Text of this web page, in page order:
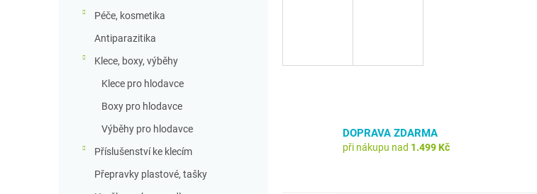
Péče, kosmetika
Antiparazitika
Klece, boxy, výběhy
Klece pro hlodavce
Boxy pro hlodavce
Výběhy pro hlodavce
Příslušenství ke klecím
Přepravky plastové, tašky
DOPRAVA ZDARMA
při nákupu nad 1.499 Kč